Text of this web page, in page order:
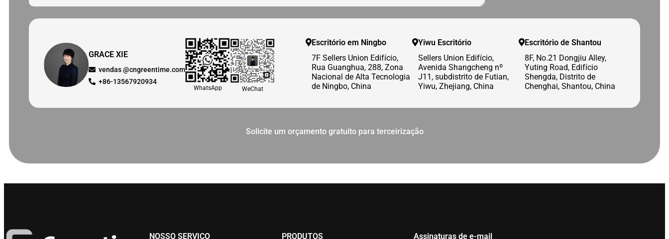
GRACE XIE
vendas @cngreentime.com
+86-13567920934
WhatsApp WeChat
Escritório em Ningbo
7F Sellers Union Edifício,
Rua Guanghua, 288, Zona
Nacional de Alta Tecnologia
de Ningbo, China
Yiwu Escritório
Sellers Union Edifício,
Avenida Shangcheng nº
J11, subdistrito de Futian,
Yiwu, Zhejiang, China
Escritório de Shantou
8F, No.21 Dongjiu Alley,
Yuting Road, Edifício
Shengda, Distrito de
Chenghai, Shantou, China
Solicite um orçamento gratuito para terceirização
NOSSO SERVIÇO PRODUTOS Assinaturas de e-mail